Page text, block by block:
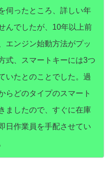
伺ったところ、詳しい年
んでしたが、10年以上前
エンジン始動方法がプッ
式、スマートキーには3つ
いたとのことでした。過
らどのタイプのスマート
ましたので、すぐに在庫
日作業員を手配させてい